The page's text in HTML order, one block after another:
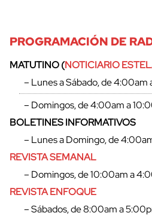
cerrar
PROGRAMACIÓN DE
MATUTINO (NOTICIARIO
– Lunes a Sábado, de 4:00am
– Domingos, de 4:00am a
BOLETINES INFORMATIVOS
– Lunes a Domingo, de
REVISTA SEMANAL
– Domingos, de 10:00am a
REVISTA ENFOQUE
– Sábados, de 8:00am a